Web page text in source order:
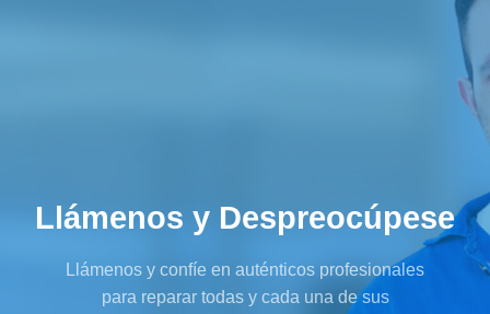
Llámenos y Despreocúpese
Llámenos y confíe en auténticos profesionales
para reparar todas y cada una de sus